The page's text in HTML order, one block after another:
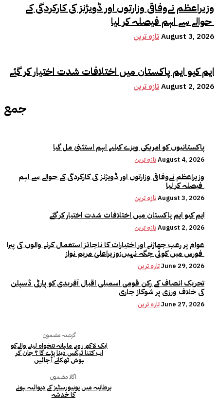
وزیراعظم نےوفاقی وزارتوں اور ڈویژنز کی کارکردگی کے
حوالے سے اہم فیصلہ کر لیا
تازہ ترینAugust 3, 2026
ایم کیو ایم پاکستان میں اختلافات شدت اختیار کر گئے
تازہ ترینAugust 2, 2026
جمع
پاکستانیوں کو امریکی ویزے کیلیے اہم استثنیٰ مل گیا
تازہ ترینAugust 4, 2026
وزیراعظم نےوفاقی وزارتوں اور ڈویژنز کی کارکردگی کے حوالے سے اہم
تازہ ترینAugust 3, 2026
ایم کیو ایم پاکستان میں اختلافات شدت اختیار کر گئے
تازہ ترینAugust 2, 2026
عوام پر رعب جھاڑنے اور اختیارات کا ناجائز استعمال کرنے والوں کی پیرا
تازہ ترینJune 29, 2026
تحریک انصاف کے رکن قومی اسمبلی اقبال آفریدی کو پارٹی ڈسپلن
کی خلاف ورزی پر شوکاز جاری
تازہ ترینJune 27, 2026
گزشتہ مضمون
ایک لاکھ روپے ماہانہ تنخواہ لینے والےکو
اب کتنا ٹیکس دینا پڑے گا ؟ جان کر
ہوش ٹھکانے آ جائیں
اگلا مضمون
برطانیہ میں یونیورسٹیز کے دیوالیہ ہونے
کا خدشہ